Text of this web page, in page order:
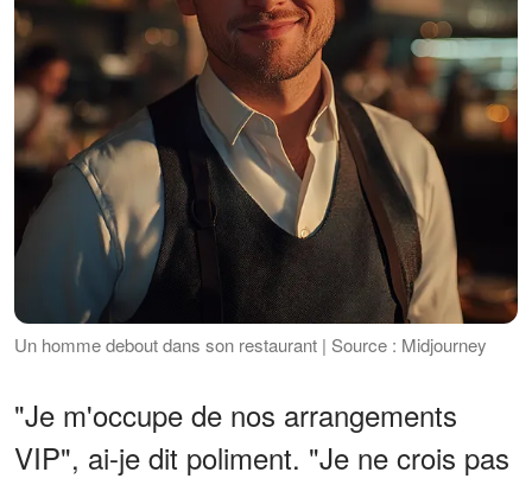
Un homme debout dans son restaurant | Source : Midjourney
"Je m'occupe de nos arrangements
VIP", ai-je dit poliment. "Je ne crois pas